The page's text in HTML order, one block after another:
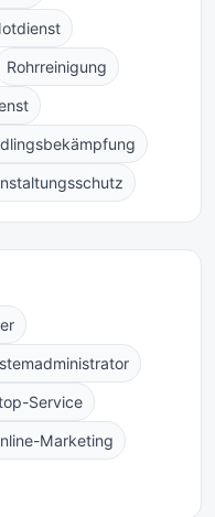
Rohrreinigung
Service
Marketing